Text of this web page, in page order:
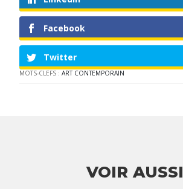
Facebook
Twitter
MOTS-CLEFS :ART CONTEMPORAIN
VOIR AUSSI